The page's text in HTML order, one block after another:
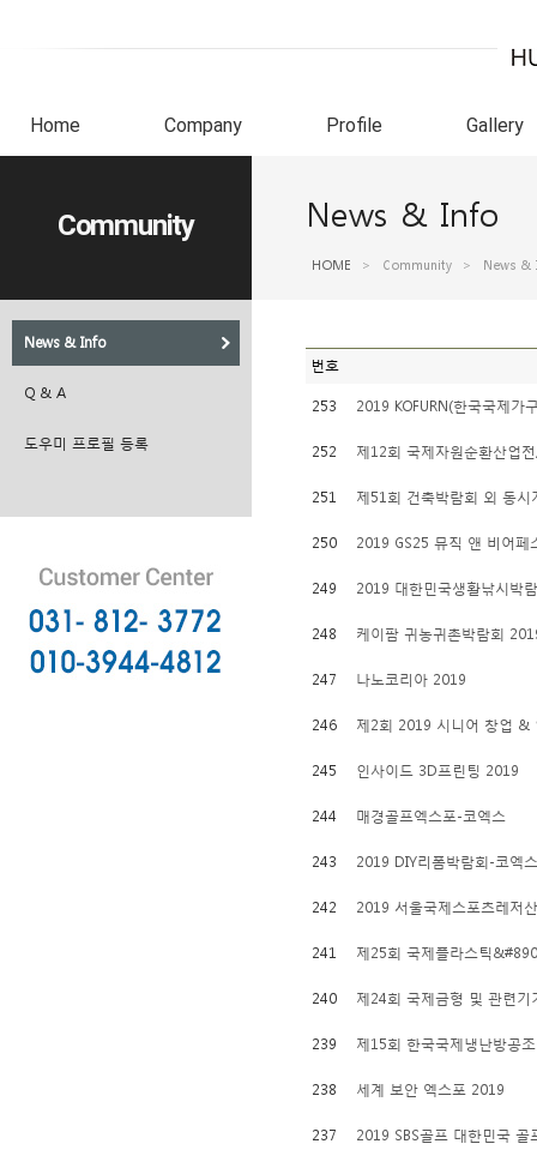
Home Company Profile Gallery
Community
News & Info
Q & A
도우미 프로필 등록
News & Info
HOME > Community > News &
번호
253 2019 KOFURN(한국국제가
252 제12회 국제자원순환산업
251 제51회 건축박람회 외 동시
250 2019 GS25 뮤직 앤 비어페
249 2019 대한민국생활낚시박
248 케이팜 귀농귀촌박람회
247 나노코리아 2019
246 제2회 2019 시니어 창업 &
245 인사이드 3D프린팅 2019
244 매경골프엑스포-코엑스
243 2019 DIY리폼박람회-코엑스
242 2019 서울국제스포츠레저
241 제25회 국제플라스틱
240 제24회 국제금형 및 관련기
239 제15회 한국국제냉난방공
238 세계 보안 엑스포 2019
237 2019 SBS골프 대한민국 골